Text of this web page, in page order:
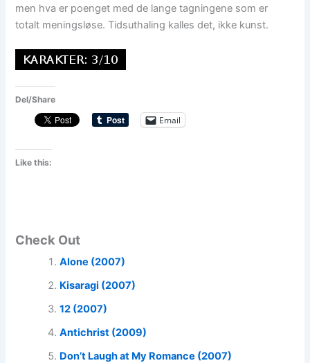
men hva er poenget med de lange tagningene som er
totalt meningsløse. Tidsuthaling kalles det, ikke kunst.
Del/Share
Email
Like this:
Check Out
Alone (2007)
Kisaragi (2007)
12 (2007)
Antichrist (2009)
Don’t Laugh at My Romance (2007)